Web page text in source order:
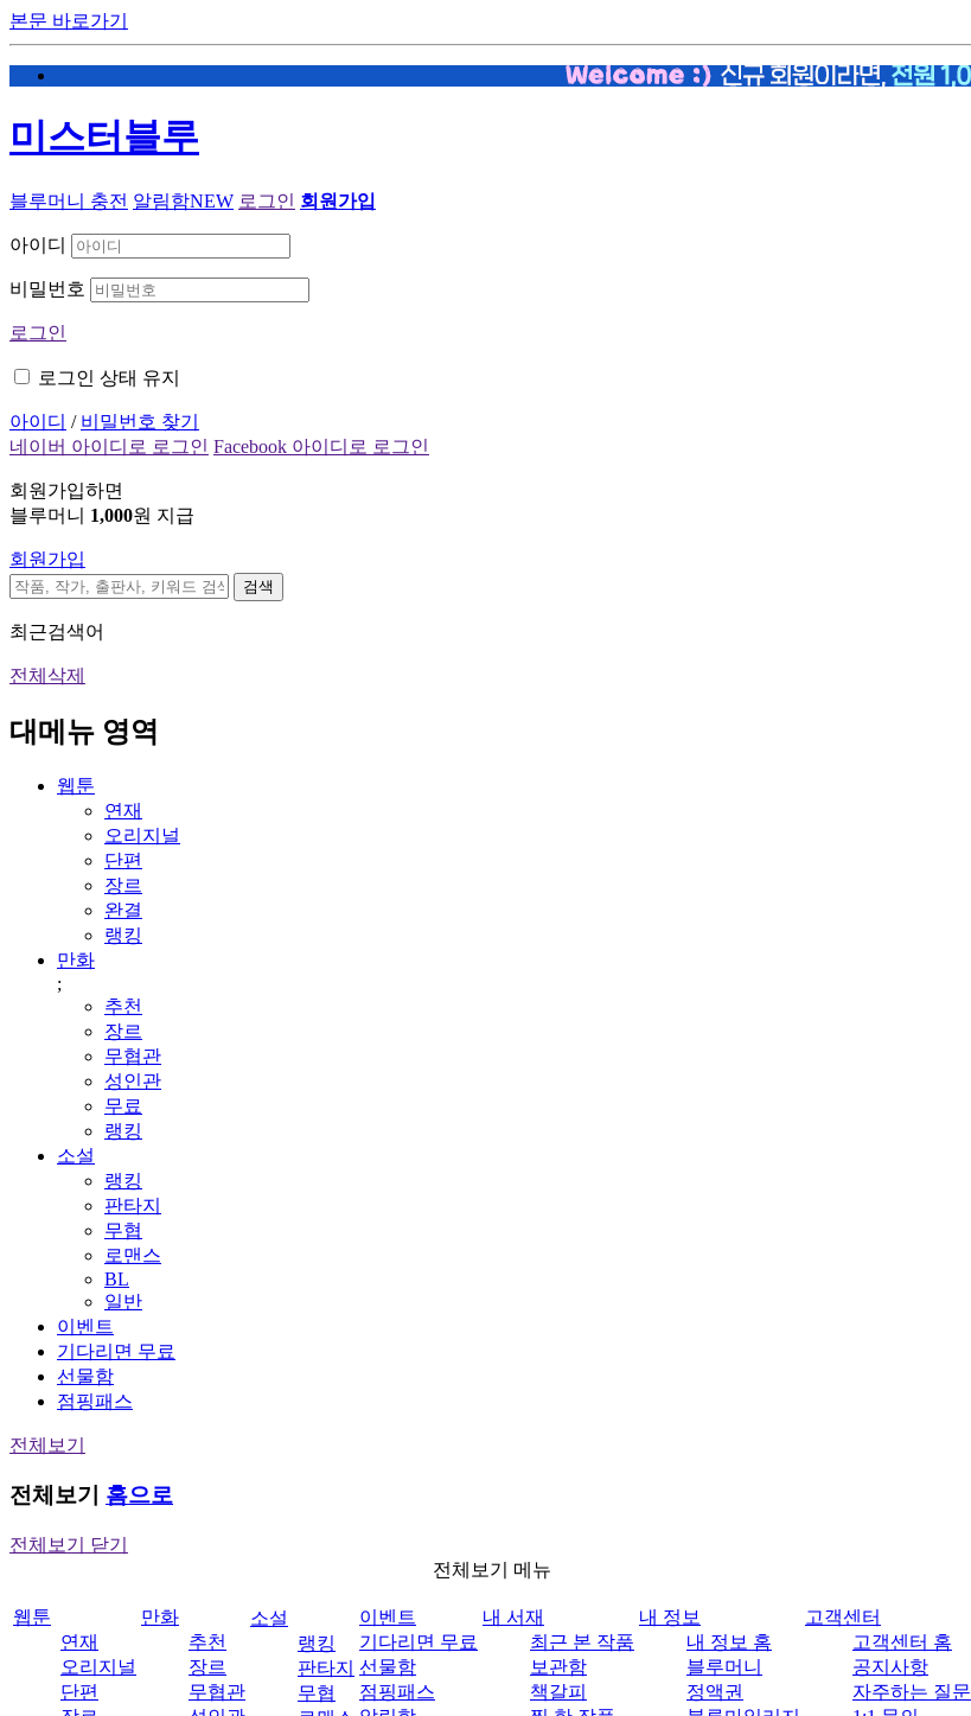
본문 바로가기
미스터블루
블루머니 충전 알림함NEW 로그인 회원가입
아이디
비밀번호
로그인
로그인 상태 유지
아이디 / 비밀번호 찾기
네이버 아이디로 로그인 Facebook 아이디로 로그인
회원가입하면
블루머니 1,000원 지급
회원가입
검색
최근검색어
전체삭제
대메뉴 영역
웹툰
연재
오리지널
단편
장르
완결
랭킹
만화
;
추천
장르
무협관
성인관
무료
랭킹
소설
랭킹
판타지
무협
로맨스
BL
일반
이벤트
기다리면 무료
선물함
점핑패스
전체보기
전체보기 홈으로
전체보기 닫기
전체보기 메뉴
웹툰
연재
오리지널
단편
만화
추천
장르
무협관
소설
랭킹
판타지
무협
이벤트
기다리면 무료
선물함
점핑패스
내 서재
최근 본 작품
보관함
책갈피
내 정보
내 정보 홈
블루머니
정액권
고객센터
고객센터 홈
공지사항
자주하는 질문